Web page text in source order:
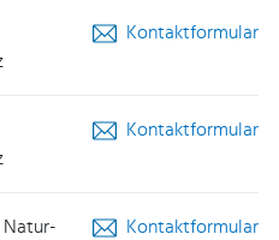
Kontaktformular
Kontaktformular
Natur-
Kontaktformular